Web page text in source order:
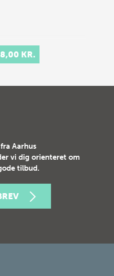
KR.
Aarhus
vi dig orienteret om
tilbud.